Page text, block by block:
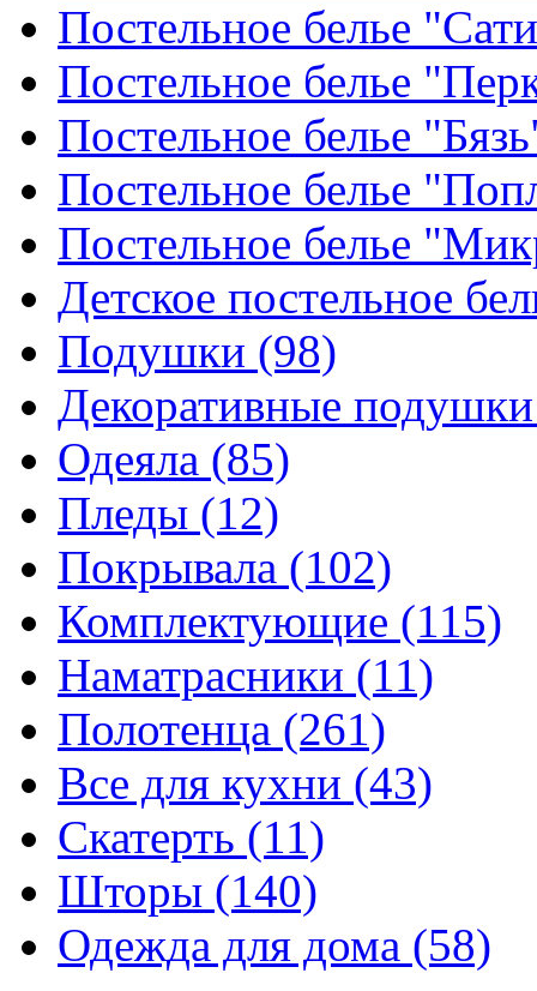
Постельное белье
Постельное белье
Постельное белье
Постельное белье
Постельное белье
Детское постельное
Подушки (98)
Декоративные
Одеяла (85)
Пледы (12)
Покрывала (102)
Комплектующие (115)
Наматрасники (11)
Полотенца (261)
Все для кухни (43)
Скатерть (11)
Шторы (140)
Одежда для дома (58)